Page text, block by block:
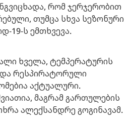
რომ ჯერჯერობით
თუმცა სხვა სეზონური
19-ს ემთხვევა.
ხველა, ტემპერატურის
და რესპირატორული
აქტუალური.
მაგრამ გართულების
ალექსანდრე გოგინავამ.